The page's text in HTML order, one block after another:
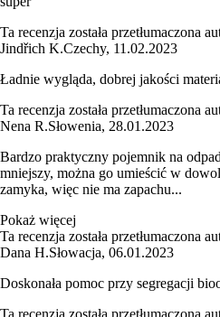
Ta recenzja została przetłumaczona
Jindřich K.Czechy, 11.02.2023
Ładnie wygląda, dobrej jakości
Ta recenzja została przetłumaczona
Nena R.Słowenia, 28.01.2023
Bardzo praktyczny pojemnik na
mniejszy, można go umieścić w
zamyka, więc nie ma zapachu...
Pokaż więcej
Ta recenzja została przetłumaczona
Dana H.Słowacja, 06.01.2023
Doskonała pomoc przy segregacji